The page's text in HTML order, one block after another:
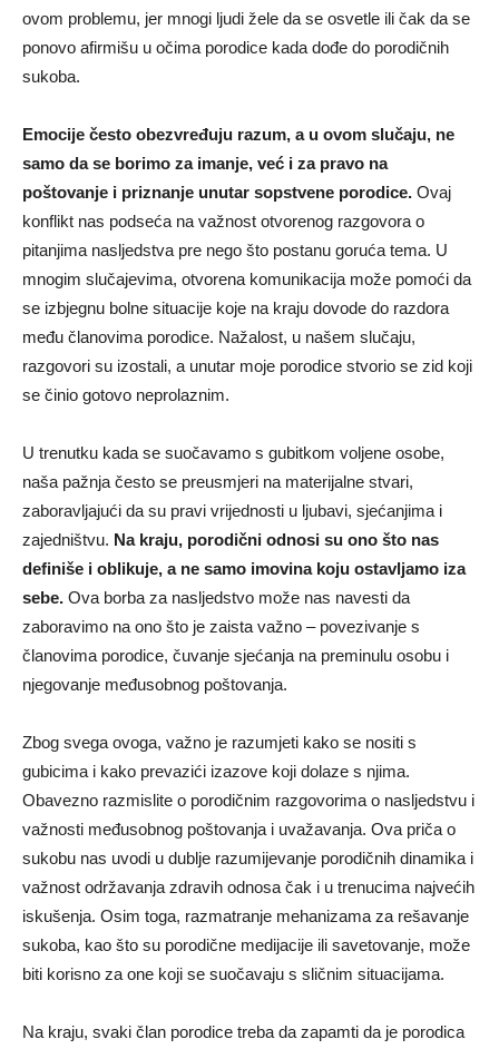
ovom problemu, jer mnogi ljudi žele da se osvetle ili čak da se
ponovo afirmišu u očima porodice kada dođe do porodičnih
sukoba.
Emocije često obezvređuju razum, a u ovom slučaju, ne
samo da se borimo za imanje, već i za pravo na
poštovanje i priznanje unutar sopstvene porodice. Ovaj
konflikt nas podseća na važnost otvorenog razgovora o
pitanjima nasljedstva pre nego što postanu goruća tema. U
mnogim slučajevima, otvorena komunikacija može pomoći da
se izbjegnu bolne situacije koje na kraju dovode do razdora
među članovima porodice. Nažalost, u našem slučaju,
razgovori su izostali, a unutar moje porodice stvorio se zid koji
se činio gotovo neprolaznim.
U trenutku kada se suočavamo s gubitkom voljene osobe,
naša pažnja često se preusmjeri na materijalne stvari,
zaboravljajući da su pravi vrijednosti u ljubavi, sjećanjima i
zajedništvu. Na kraju, porodični odnosi su ono što nas
definiše i oblikuje, a ne samo imovina koju ostavljamo iza
sebe. Ova borba za nasljedstvo može nas navesti da
zaboravimo na ono što je zaista važno – povezivanje s
članovima porodice, čuvanje sjećanja na preminulu osobu i
njegovanje međusobnog poštovanja.
Zbog svega ovoga, važno je razumjeti kako se nositi s
gubicima i kako prevazići izazove koji dolaze s njima.
Obavezno razmislite o porodičnim razgovorima o nasljedstvu i
važnosti međusobnog poštovanja i uvažavanja. Ova priča o
sukobu nas uvodi u dublje razumijevanje porodičnih dinamika i
važnost održavanja zdravih odnosa čak i u trenucima najvećih
iskušenja. Osim toga, razmatranje mehanizama za rešavanje
sukoba, kao što su porodične medijacije ili savetovanje, može
biti korisno za one koji se suočavaju s sličnim situacijama.
Na kraju, svaki član porodice treba da zapamti da je porodica